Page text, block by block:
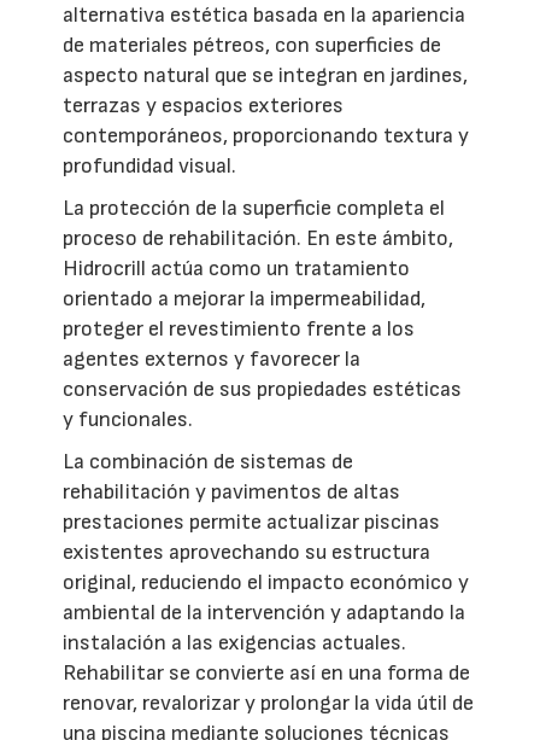
alternativa estética basada en la apariencia
de materiales pétreos, con superficies de
aspecto natural que se integran en jardines,
terrazas y espacios exteriores
contemporáneos, proporcionando textura y
profundidad visual.
La protección de la superficie completa el
proceso de rehabilitación. En este ámbito,
Hidrocrill actúa como un tratamiento
orientado a mejorar la impermeabilidad,
proteger el revestimiento frente a los
agentes externos y favorecer la
conservación de sus propiedades estéticas
y funcionales.
La combinación de sistemas de
rehabilitación y pavimentos de altas
prestaciones permite actualizar piscinas
existentes aprovechando su estructura
original, reduciendo el impacto económico y
ambiental de la intervención y adaptando la
instalación a las exigencias actuales.
Rehabilitar se convierte así en una forma de
renovar, revalorizar y prolongar la vida útil de
una piscina mediante soluciones técnicas